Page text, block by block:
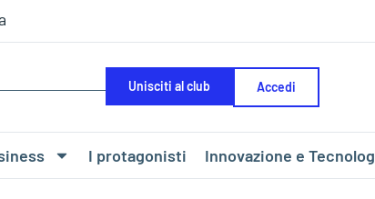
Unisciti al club Accedi
I protagonisti Innovazione e